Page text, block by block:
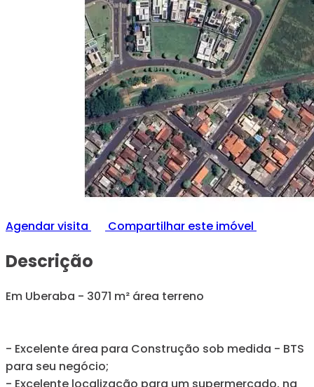
Agendar visita Compartilhar este imóvel
Descrição
Em Uberaba - 3071 m² área terreno
- Excelente área para Construção sob medida - BTS
para seu negócio;
- Excelente localização para um supermercado, na